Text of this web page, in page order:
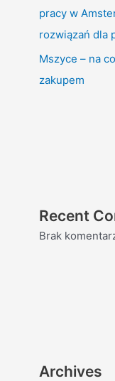
pracy w
rozwiązań dla
Mszyce – na
zakupem
Recent
Brak
Archives